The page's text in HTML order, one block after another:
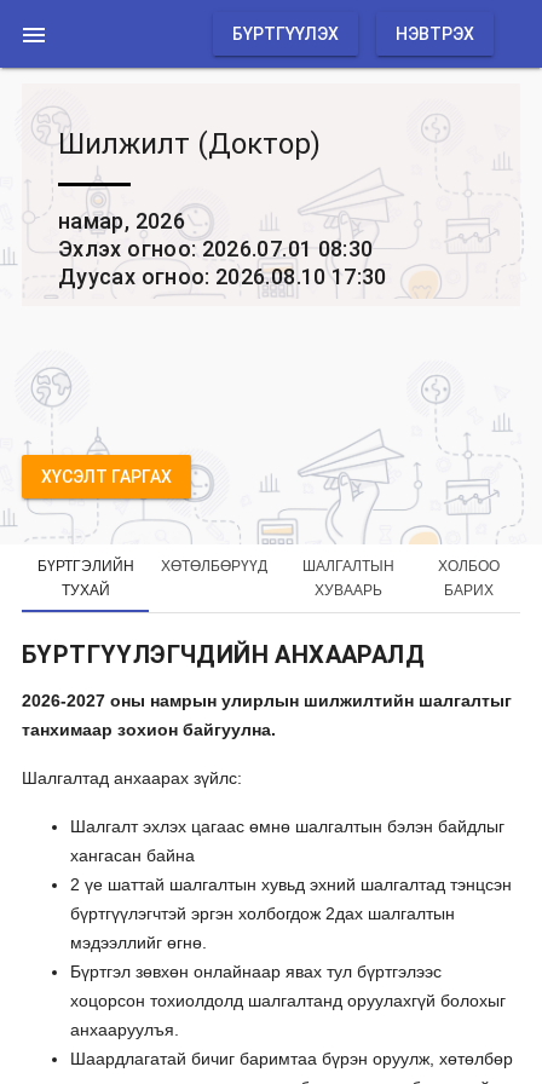
 БҮРТГҮҮЛЭХ НЭВТРЭХ
Шилжилт (Доктор)
намар, 2026
Эхлэх огноо: 2026.07.01 08:30
Дуусах огноо: 2026.08.10 17:30
ХҮСЭЛТ ГАРГАХ
БҮРТГЭЛИЙН
ТУХАЙ
ХӨТӨЛБӨРҮҮД
ШАЛГАЛТЫН
ХУВААРЬ
ХОЛБОО
БАРИХ
БҮРТГҮҮЛЭГЧДИЙН АНХААРАЛД
2026-2027 оны намрын улирлын шилжилтийн шалгалтыг
танхимаар зохион байгуулна.
Шалгалтад анхаарах зүйлс:
Шалгалт эхлэх цагаас өмнө шалгалтын бэлэн байдлыг
хангасан байна
2 үе шаттай шалгалтын хувьд эхний шалгалтад тэнцсэн
бүртгүүлэгчтэй эргэн холбогдож 2дах шалгалтын
мэдээллийг өгнө.
Бүртгэл зөвхөн онлайнаар явах тул бүртгэлээс
хоцорсон тохиолдолд шалгалтанд оруулахгүй болохыг
анхааруулъя.
Шаардлагатай бичиг баримтаа бүрэн оруулж, хөтөлбөр